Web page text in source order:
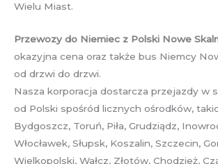
Wielu Miast.
Przewozy do Niemiec z Polski Nowe
okazyjna cena oraz także bus Niemcy
od drzwi do drzwi.
Nasza korporacja dostarcza przejazdy w
od Polski spośród licznych ośrodków,
Bydgoszcz, Toruń, Piła, Grudziądz,
Włocławek, Słupsk, Koszalin, Szczecin,
Wielkopolski, Wałcz, Złotów, Chodzież,